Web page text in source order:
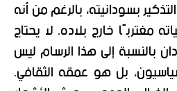
بسودانيته، بالرغم من أنه
مغتربًا خارج بلاده. لا يحتاج
بالنسبة إلى هذا الرسام ليس
بل هو عمقه الثقافي.